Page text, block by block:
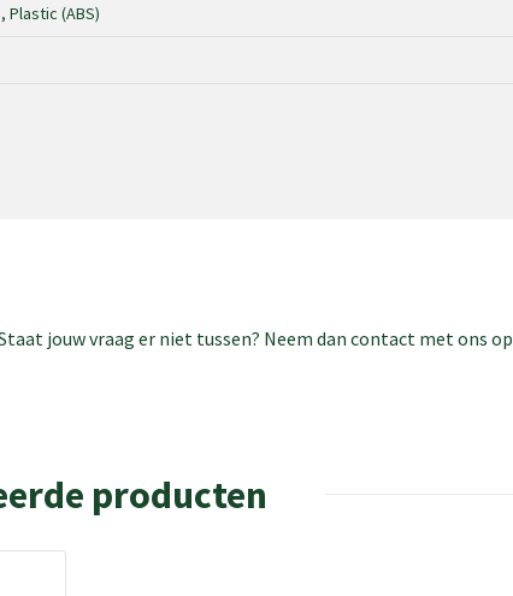
Plastic (ABS)
jouw vraag er niet tussen? Neem dan contact met ons op
producten